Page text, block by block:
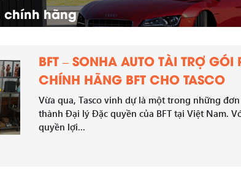
chính hãng
BFT – SONHA AUTO TÀI TRỢ GÓI
CHÍNH HÃNG BFT CHO TASCO
Vừa qua, Tasco vinh dự là một trong những
thành Đại lý Đặc quyền của BFT tại Việt Nam.
quyền lợi...